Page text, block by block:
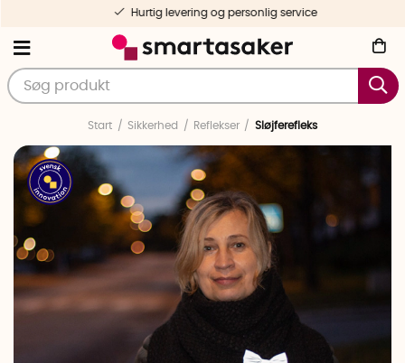
Hurtig levering og personlig service
Start Sikkerhed Reflekser Sløjferefleks